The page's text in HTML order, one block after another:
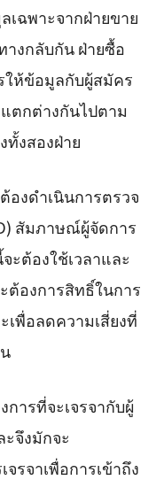
เฉพาะจากฝ่ายขาย
างกลับกัน ฝ่ายซื้อ
ห้ข้อมูลกับผู้สมัคร
ตกต่างกันไปตาม
งสองฝ่าย
องดำเนินการตรวจ
สัมภาษณ์ผู้จัดการ
ะต้องใช้เวลาและ
ต้องการสิทธิ์ในการ
เพื่อลดความเสี่ยงที่
ารที่จะเจรจากับผู้
จึงมักจะ
รจาเพื่อการเข้าถึง